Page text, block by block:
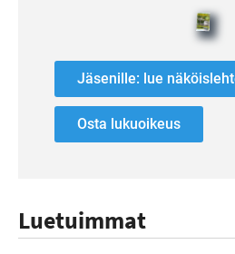
Jäsenille: lue
Osta lukuoikeus
Luetuimmat